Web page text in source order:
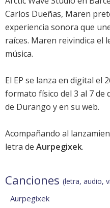
Carlos Dueñas, Maren
experiencia sonora que
raíces. Maren reivindica el
música.
El EP se lanza en digital el
formato físico del 3 al 7 de
de Durango y en su web.
Acompañando al
letra de Aurpegixek.
Canciones (letra, audio,
Aurpegixek